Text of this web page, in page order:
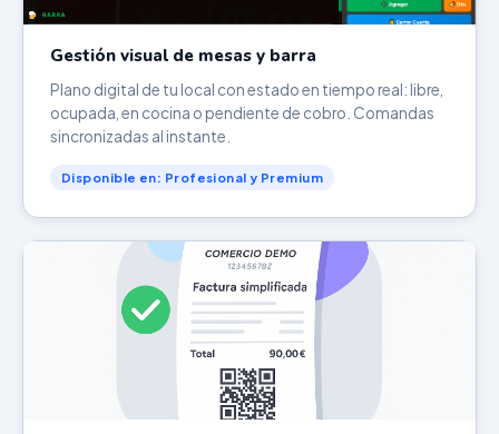
Gestión visual de mesas y barra
Plano digital de tu local con estado en tiempo real: libre,
ocupada, en cocina o pendiente de cobro. Comandas
sincronizadas al instante.
Disponible en: Profesional y Premium